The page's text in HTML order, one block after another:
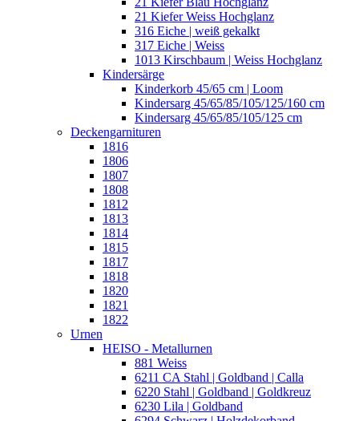
21 Kiefer Weiss Hochglanz
316 Eiche | weiß gekalkt
317 Eiche | Weiss
1013 Kirschbaum | Weiss Hochglanz
Kindersärge
Kinderkorb 45/65 cm | Loom
Kindersarg 45/65/85/105/125/160 cm
Kindersarg 45/65/85/105/125 cm
Deckengarnituren
1816
1806
1807
1808
1812
1813
1814
1815
1817
1818
1820
1821
1822
Urnen
HEISO - Metallurnen
881 Weiss
6211 CA Stahl | Goldband | Calla
6220 Stahl | Goldband | Goldkreuz
6230 Lila | Goldband